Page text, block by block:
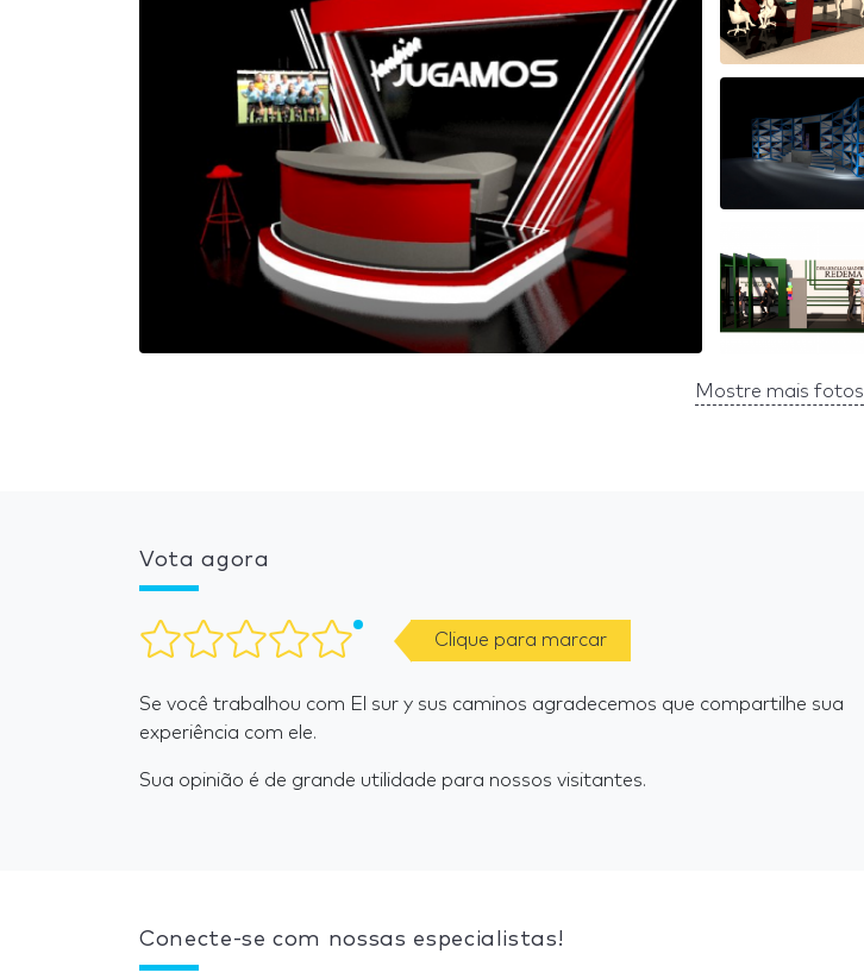
Mostre mais fotos
Vota agora
Clique para marcar
Se você trabalhou com El sur y sus caminos agradecemos que compartilhe sua
experiência com ele.
Sua opinião é de grande utilidade para nossos visitantes.
Conecte-se com nossas especialistas!